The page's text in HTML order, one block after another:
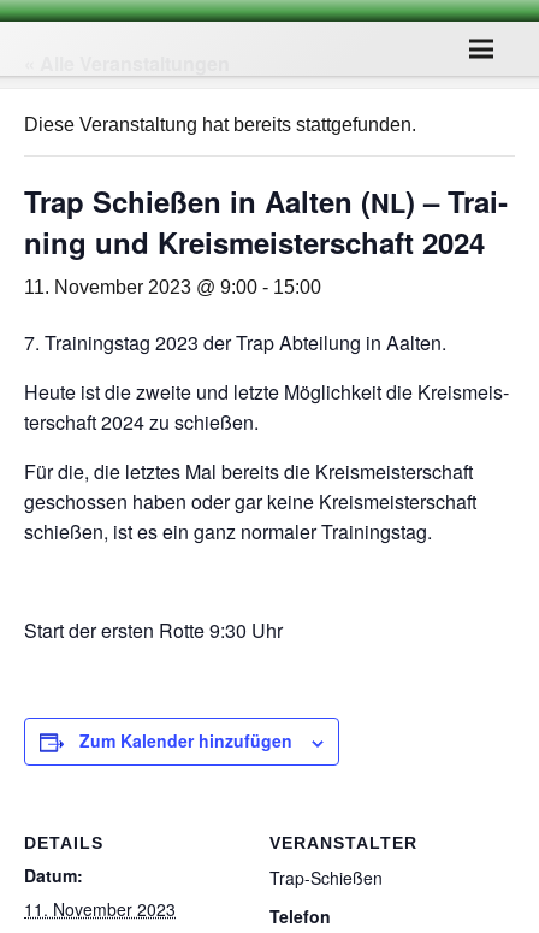
Diese Veranstaltung hat bereits stattgefunden.
Trap Schie­ßen in Aal­ten (NL) – Trai­
ning und Kreis­meis­ter­schaft 2024
11. November 2023 @ 9:00 - 15:00
7. Trai­nings­tag 2023 der Trap Abtei­lung in Aalten.
Heute ist die zweite und letzte Mög­lich­keit die Kreis­meis­
ter­schaft 2024 zu schießen.
Für die, die letz­tes Mal bereits die Kreis­meis­ter­schaft
geschos­sen haben oder gar keine Kreis­meis­ter­schaft
schie­ßen, ist es ein ganz nor­ma­ler Trainingstag.
Start der ers­ten Rotte 9:30 Uhr
Zum Kalender hinzufügen
DETAILS
Datum:
11. November 2023
VERANSTALTER
Trap-Schie­ßen
Telefon